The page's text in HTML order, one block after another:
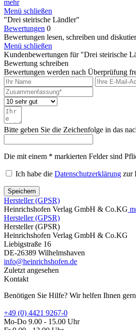
mehr
Menü schließen
"Drei steirische Ländler"
Bewertungen 0
Bewertungen lesen, schreiben und
Menü schließen
Kundenbewertungen für "Drei steirische
Bewertung schreiben
Bewertungen werden nach Überprüfung
Bitte geben Sie die Zeichenfolge in das
Die mit einem * markierten Felder sind
Ich habe die Datenschutzerklärung zur
Speichern
Hersteller (GPSR)
Heinrichshofen Verlag GmbH & Co.KG
Hersteller (GPSR)
Hersteller (GPSR)
Heinrichshofen Verlag GmbH & Co.KG
Liebigstraße 16
DE-26389 Wilhelmshaven
info@heinrichshofen.de
Zuletzt angesehen
Kontakt
Benötigen Sie Hilfe? Wir helfen Ihnen
+49 (0) 4421 9267-0
Mo-Do 9.00 - 15.00 Uhr